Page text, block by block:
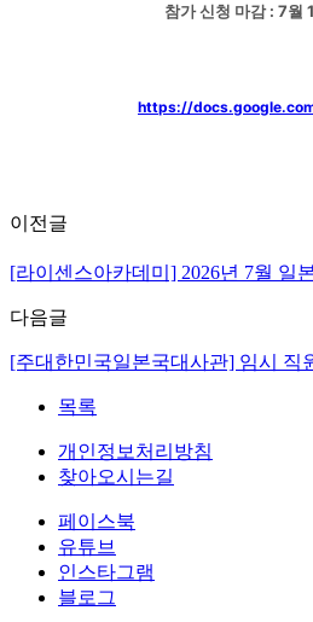
참가 신청 마감 : 7월
https://
이전글
[라이센스아카데미] 2026년 7월 일
다음글
[주대한민국일본국대사관] 임시 직
목록
개인정보처리방침
찾아오시는길
페이스북
유튜브
인스타그램
블로그